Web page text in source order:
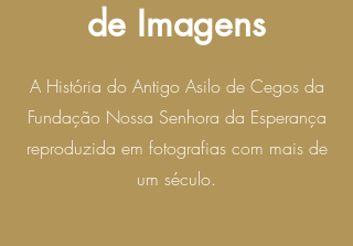
de Imagens
A História do Antigo Asilo de Cegos da
Fundação Nossa Senhora da Esperança
reproduzida em fotografias com mais de
um século.